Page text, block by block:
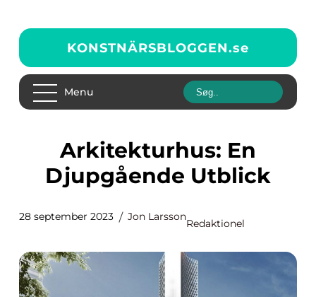
KONSTNÄRSBLOGGEN.se
Menu
Arkitekturhus: En
Djupgående Utblick
28 september 2023 Jon Larsson
Redaktionel